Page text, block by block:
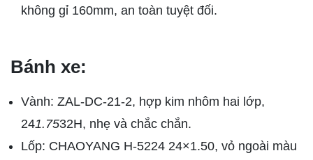
không gỉ 160mm, an toàn tuyệt đối.
Bánh xe:
Vành: ZAL-DC-21-2, hợp kim nhôm hai lớp,
241.7532H, nhẹ và chắc chắn.
Lốp: CHAOYANG H-5224 24×1.50, vỏ ngoài màu